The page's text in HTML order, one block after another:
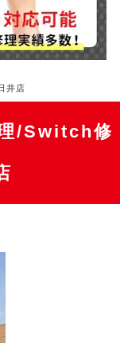
井店
/Switch修